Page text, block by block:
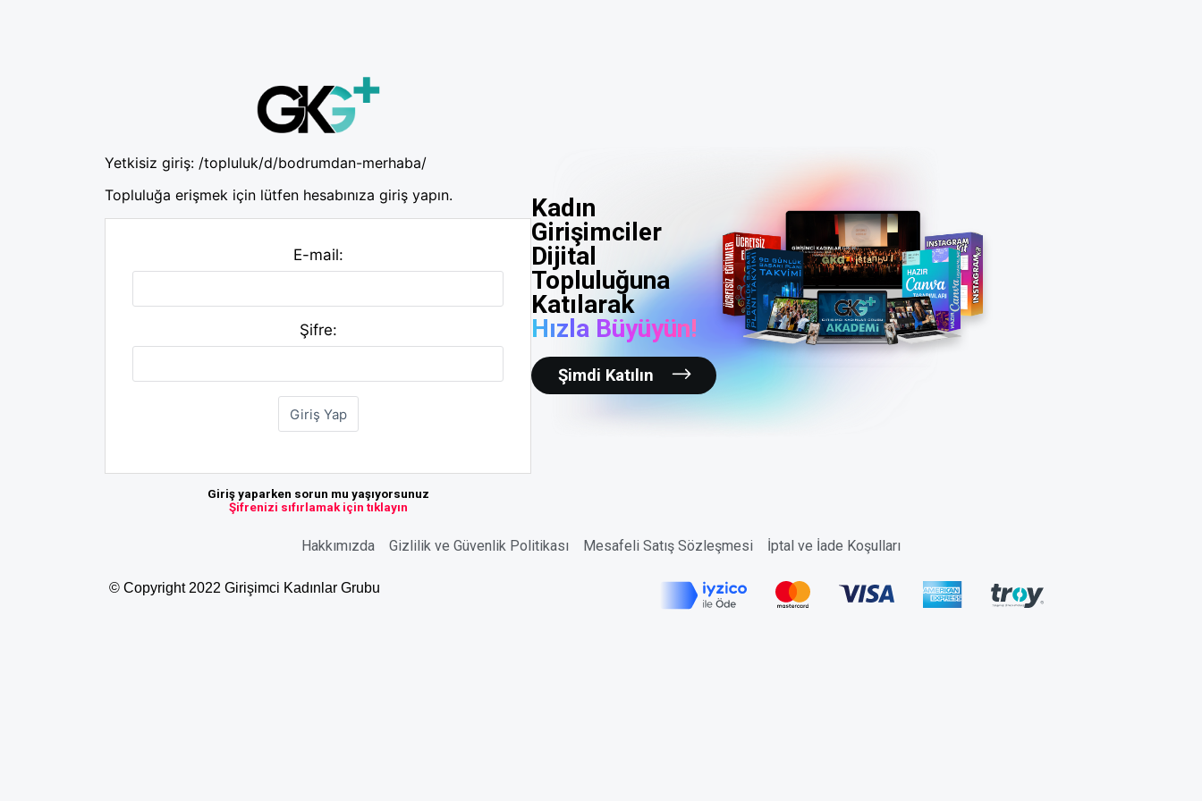
Yetkisiz giriş: /topluluk/d/bodrumdan-merhaba/
Topluluğa erişmek için lütfen hesabınıza giriş yapın.
E-mail:
Şifre:
Giriş yaparken sorun mu yaşıyorsunuz
Şifrenizi sıfırlamak için tıklayın
Kadın
Girişimciler
Dijital
Topluluğuna
Katılarak
Hızla Büyüyün!
Şimdi Katılın
Hakkımızda Gizlilik ve Güvenlik Politikası Mesafeli Satış Sözleşmesi İptal ve İade Koşulları
© Copyright 2022 Girişimci Kadınlar Grubu